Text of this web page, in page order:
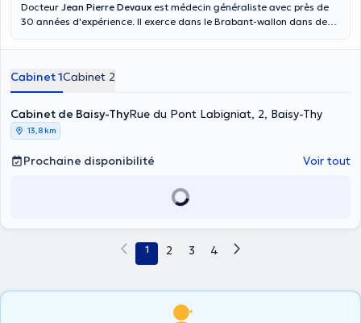
Docteur Jean Pierre Devaux est médecin généraliste avec près de
30 années d'expérience. Il exerce dans le Brabant-wallon dans deux
Louvain en 1985. Il a également une expérience en médecine
1986, et a une expérience de 4 ans au Rwanda. Vous pouvez prendre
rendez-vous en ligne à la maison médicale de Genappe ou dans son
cabinet privé situé à Baisy-Thy.
Cabinet 1Cabinet 2
Cabinet de Baisy-ThyRue du Pont Labigniat, 2, Baisy-Thy
13,8 km
Prochaine disponibilité Voir tout
1 2 3 4